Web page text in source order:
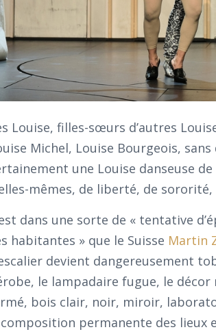
Louise, filles-sœurs d’autres
Michel, Louise Bourgeois,
une Louise danseuse
mêmes, de liberté, de
dans une sorte de « tentative
habitantes » que le Suisse Martin
devient dangereusement
le lampadaire fugue, le décor
bois clair, noir, miroir,
permanente des lieux